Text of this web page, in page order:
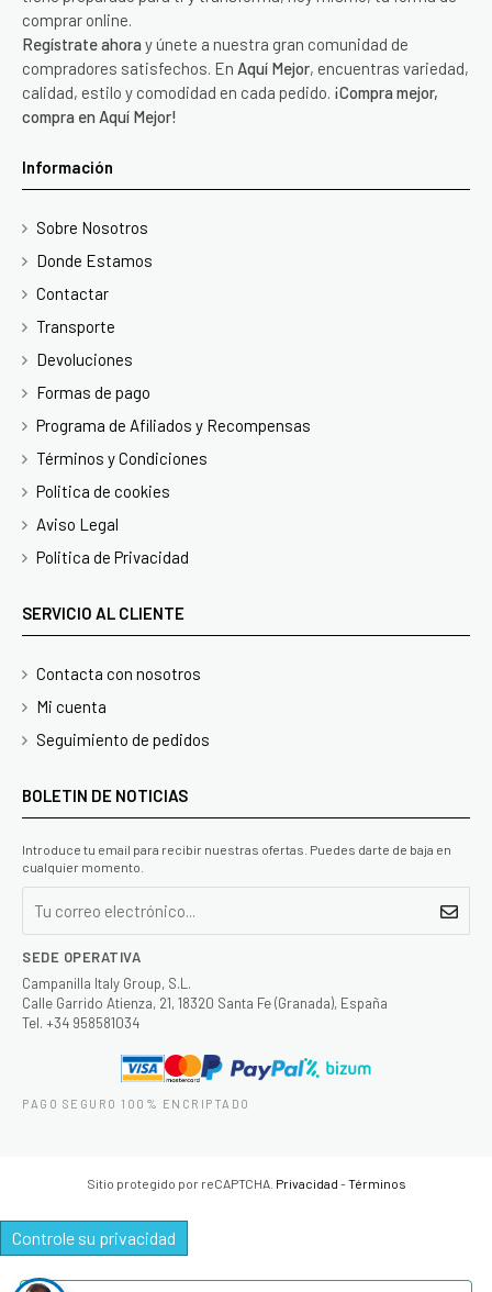
comprar online.
Regístrate ahora y únete a nuestra gran comunidad de
compradores satisfechos. En Aquí Mejor, encuentras variedad,
calidad, estilo y comodidad en cada pedido. ¡Compra mejor,
compra en Aquí Mejor!
Información
Sobre Nosotros
Donde Estamos
Contactar
Transporte
Devoluciones
Formas de pago
Programa de Afiliados y Recompensas
Términos y Condiciones
Politica de cookies
Aviso Legal
Politica de Privacidad
SERVICIO AL CLIENTE
Contacta con nosotros
Mi cuenta
Seguimiento de pedidos
BOLETIN DE NOTICIAS
Introduce tu email para recibir nuestras ofertas. Puedes darte de baja en
cualquier momento.
SEDE OPERATIVA
Campanilla Italy Group, S.L.
Calle Garrido Atienza, 21, 18320 Santa Fe (Granada), España
Tel. +34 958581034
PAGO SEGURO 100% ENCRIPTADO
Sitio protegido por reCAPTCHA. Privacidad -Términos
Controle su privacidad